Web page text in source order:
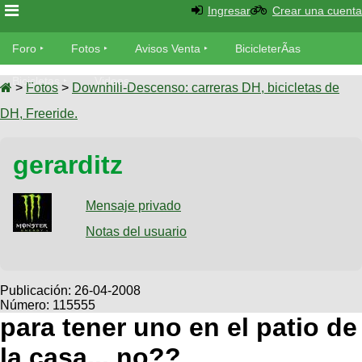
Foro
Foro
TÃ©cnica
Fotos
tu foto
Galeria
XC
Viajes
Descenso
SUBÃ
tu
Buscar
Ultimos
Fotos
BicicleterÃ­
as
Bicicletas
Tandem
Videos
Cicloturismo
Ingresar Crear una cuenta
Foro Fotos Avisos Venta BicicleterÃ­as
Bicicletas Videos
> Fotos > Downhill-Descenso: carreras DH, bicicletas de
DH, Freeride.
gerarditz
Mensaje privado
Notas del usuario
Publicación: 26-04-2008
Número: 115555
para tener uno en el patio de